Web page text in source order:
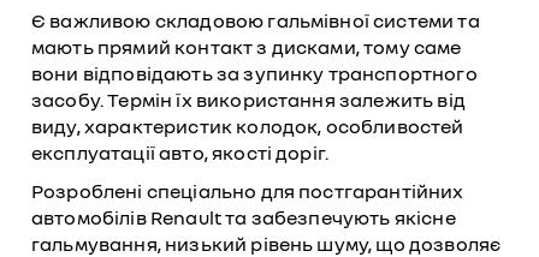
Є важливою складовою гальмівної системи та
мають прямий контакт з дисками, тому саме
вони відповідають за зупинку транспортного
засобу. Термін їх використання залежить від
виду, характеристик колодок, особливостей
експлуатації авто, якості доріг.
Розроблені спеціально для постгарантійних
автомобілів Renault та забезпечують якісне
гальмування, низький рівень шуму, що дозволяє